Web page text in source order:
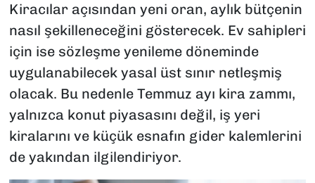
Kiracılar açısından yeni oran, aylık bütçenin
nasıl şekilleneceğini gösterecek. Ev sahipleri
için ise sözleşme yenileme döneminde
uygulanabilecek yasal üst sınır netleşmiş
olacak. Bu nedenle Temmuz ayı kira zammı,
yalnızca konut piyasasını değil, iş yeri
kiralarını ve küçük esnafın gider kalemlerini
de yakından ilgilendiriyor.